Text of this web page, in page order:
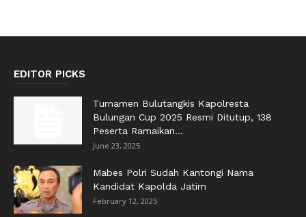
EDITOR PICKS
Turnamen Bulutangkis Kapolresta
Bulungan Cup 2025 Resmi Ditutup, 138
Peserta Ramaikan...
June 23, 2025
Mabes Polri Sudah Kantongi Nama
Kandidat Kapolda Jatim
February 12, 2025